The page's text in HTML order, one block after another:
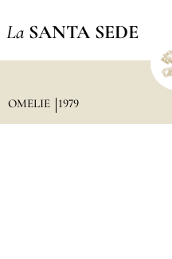
La SANTA SEDE
OMELIE 1979